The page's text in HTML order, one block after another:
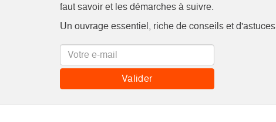
faut savoir et les démarches à suivre.
Un ouvrage essentiel, riche de conseils et d'astuces.